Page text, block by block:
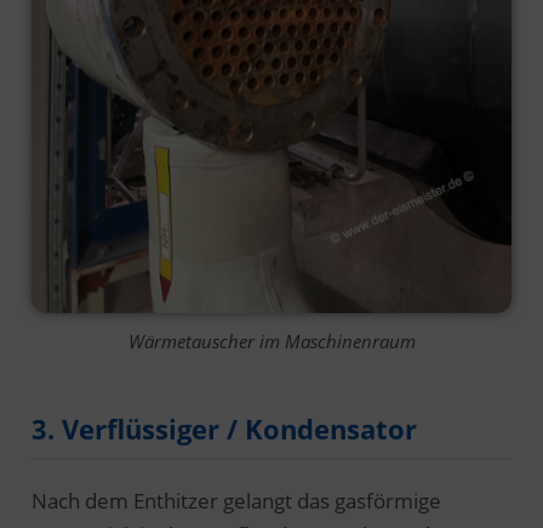
Wärmetauscher im Maschinenraum
3. Verflüssiger / Kondensator
Nach dem Enthitzer gelangt das gasförmige